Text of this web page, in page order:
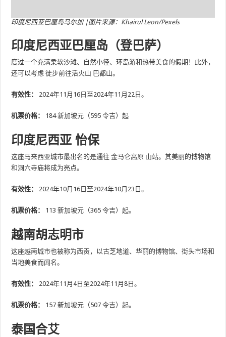
印度尼西亚巴厘岛马尔加 |图片来源：Khairul Leon/Pexels
印度尼西亚巴厘岛（登巴萨）
度过一个充满柔软沙滩、自然小径、环岛游和热带美食的假期！此外，
还可以考虑徒步前往活火山 巴都山。
有效性： 2024年11月16日至2024年11月22日。
机票价格： 184 新加坡元（595 令吉）起
印度尼西亚 怡保
这座马来西亚城市最出名的是通往金马仑高原 山站。其美丽的博物馆
和洞穴寺庙将成为亮点。
有效性： 2024年10月16日至2024年10月23日。
机票价格： 113 新加坡元（365 令吉）起。
越南胡志明市
这座越南城市也被称为西贡，以古芝地道、华丽的博物馆、街头市场和
当地美食而闻名。
有效性： 2024年11月4日至2024年11月8日。
机票价格： 157 新加坡元（507 令吉）起。
泰国合艾